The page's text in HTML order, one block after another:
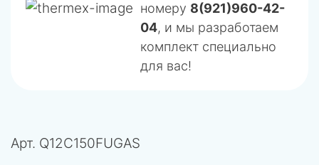
номеру 8(921)960-42-
04, и мы разработаем
комплект специально
для вас!
Арт. Q12C150FUGAS